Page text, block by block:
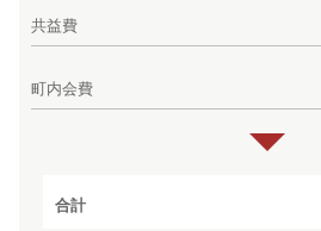
共益費
町内会費
合計